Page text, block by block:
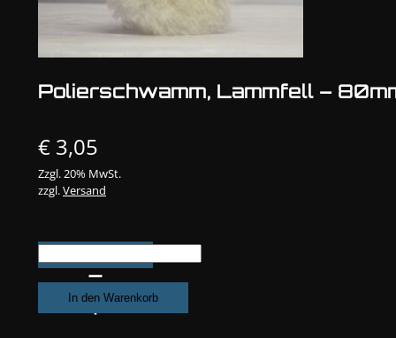
Polierschwamm, Lammfell –
€ 3,05
Zzgl. 20% MwSt.
zzgl.Versand
Polierschwamm,
Lammfell
80mm
In den Warenkorb